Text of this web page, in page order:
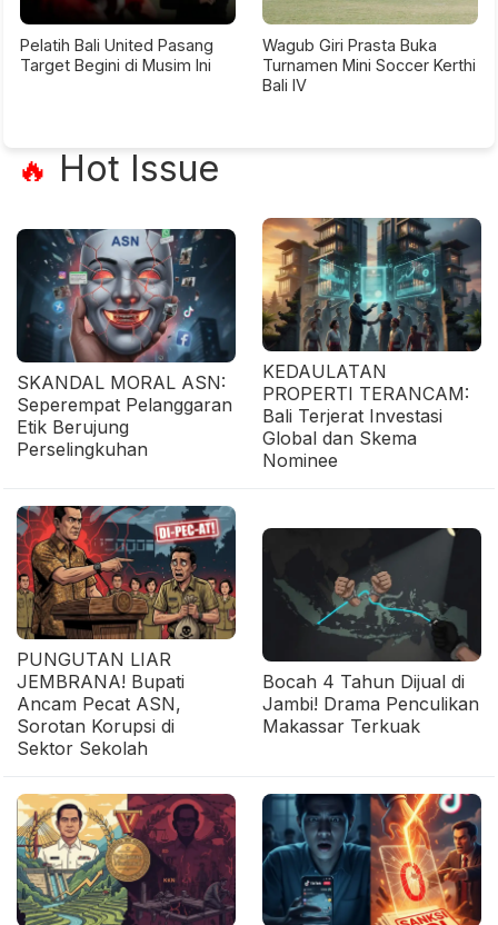
Pelatih Bali United Pasang
Target Begini di Musim Ini
Wagub Giri Prasta Buka
Turnamen Mini Soccer Kerthi
Bali IV
🔥 Hot Issue
SKANDAL MORAL ASN:
Seperempat Pelanggaran
Etik Berujung
Perselingkuhan
KEDAULATAN
PROPERTI TERANCAM:
Bali Terjerat Investasi
Global dan Skema
Nominee
PUNGUTAN LIAR
JEMBRANA! Bupati
Ancam Pecat ASN,
Sorotan Korupsi di
Sektor Sekolah
Bocah 4 Tahun Dijual di
Jambi! Drama Penculikan
Makassar Terkuak